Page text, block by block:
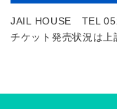
JAIL HOUSE TEL
チケット発売状況は上